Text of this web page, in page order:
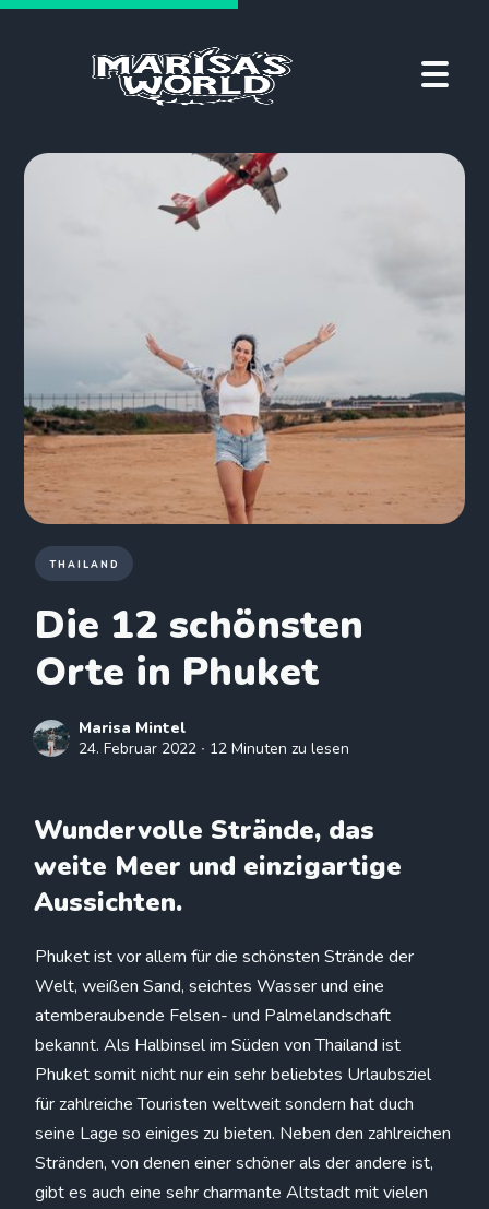
THAILAND
Die 12 schönsten
Orte in Phuket
Marisa Mintel
24. Februar 2022 ∙ 12 Minuten zu lesen
Wundervolle Strände, das
weite Meer und einzigartige
Aussichten.
Phuket ist vor allem für die schönsten Strände der
Welt, weißen Sand, seichtes Wasser und eine
atemberaubende Felsen- und Palmelandschaft
bekannt. Als Halbinsel im Süden von Thailand ist
Phuket somit nicht nur ein sehr beliebtes Urlaubsziel
für zahlreiche Touristen weltweit sondern hat duch
seine Lage so einiges zu bieten. Neben den zahlreichen
Stränden, von denen einer schöner als der andere ist,
gibt es auch eine sehr charmante Altstadt mit vielen